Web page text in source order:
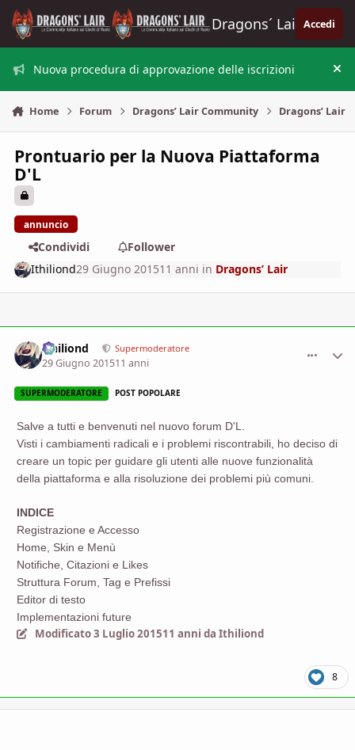
Vai al contenuto
Dragons´ Lair Accedi
Nuova procedura di approvazione delle iscrizioni
Home Forum Dragons’ Lair Community Dragons’ Lair
Prontuario per la Nuova Piattaforma
D'L
annuncio
Condividi
Follower
Ithiliond29 Giugno 201511 anni in Dragons’ Lair
Ithiliond Supermoderatore
29 Giugno 201511 anni
SUPERMODERATORE POST POPOLARE
Salve a tutti e benvenuti nel nuovo forum D'L.
Visti i cambiamenti radicali e i problemi riscontrabili, ho deciso di
creare un topic per guidare gli utenti alle nuove funzionalità
della piattaforma e alla risoluzione dei problemi più comuni.
INDICE
Registrazione e Accesso
Home, Skin e Menù
Notifiche, Citazioni e Likes
Struttura Forum, Tag e Prefissi
Editor di testo
Implementazioni future
Modificato3 Luglio 201511 anni da Ithiliond
8